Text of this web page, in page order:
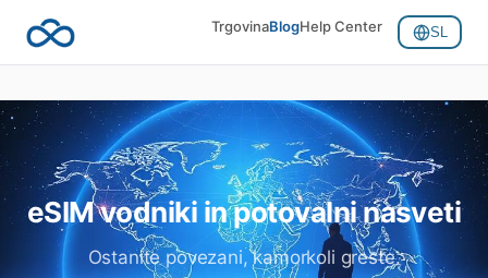
TrgovinaBlogHelp Center SL
eSIM vodniki in potovalni nasveti
Ostanite povezani, kamorkoli greste.